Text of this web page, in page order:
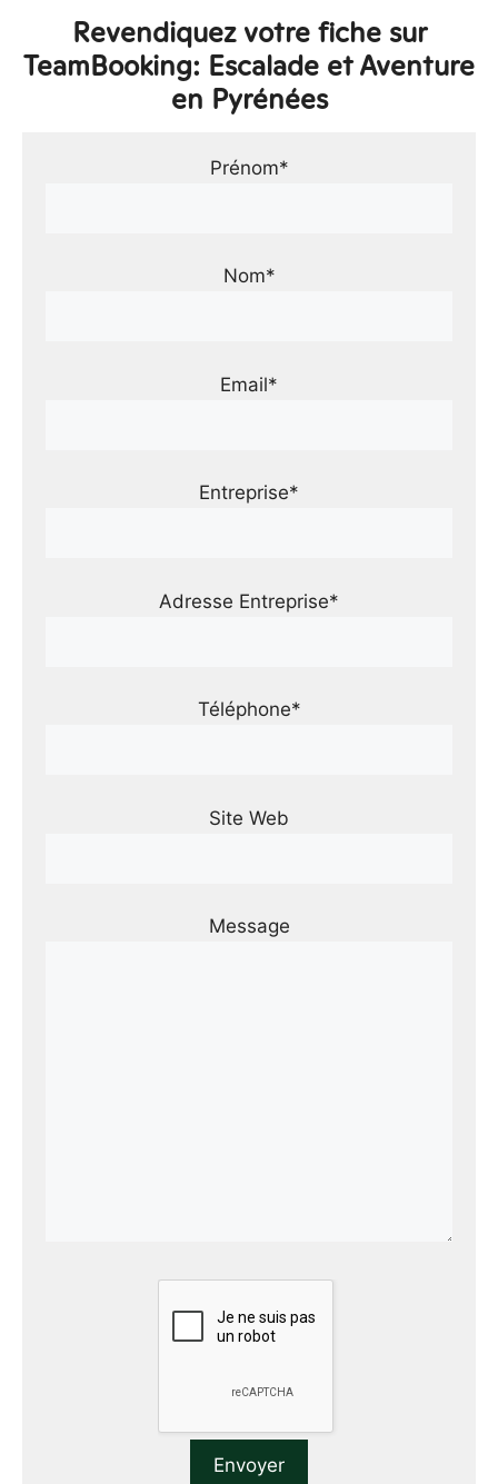
Revendiquez votre fiche sur
TeamBooking: Escalade et Aventure
en Pyrénées
Prénom*
Nom*
Email*
Entreprise*
Adresse Entreprise*
Téléphone*
Site Web
Message